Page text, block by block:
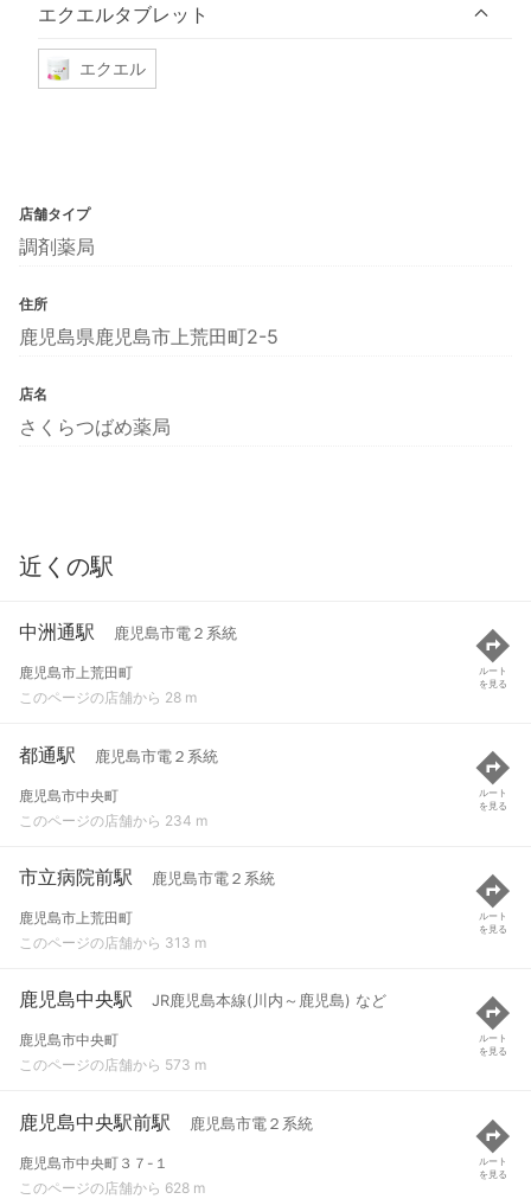
エクエルタブレット
エクエル
店舗タイプ
調剤薬局
住所
鹿児島県鹿児島市上荒田町2-5
店名
さくらつばめ薬局
近くの駅
中洲通駅 鹿児島市電２系統
鹿児島市上荒田町
このページの店舗から 28 m
ルート
を見る
都通駅 鹿児島市電２系統
鹿児島市中央町
このページの店舗から 234 m
ルート
を見る
市立病院前駅 鹿児島市電２系統
鹿児島市上荒田町
このページの店舗から 313 m
ルート
を見る
鹿児島中央駅 JR鹿児島本線(川内～鹿児島) など
鹿児島市中央町
このページの店舗から 573 m
ルート
を見る
鹿児島中央駅前駅 鹿児島市電２系統
鹿児島市中央町３７-１
このページの店舗から 628 m
ルート
を見る